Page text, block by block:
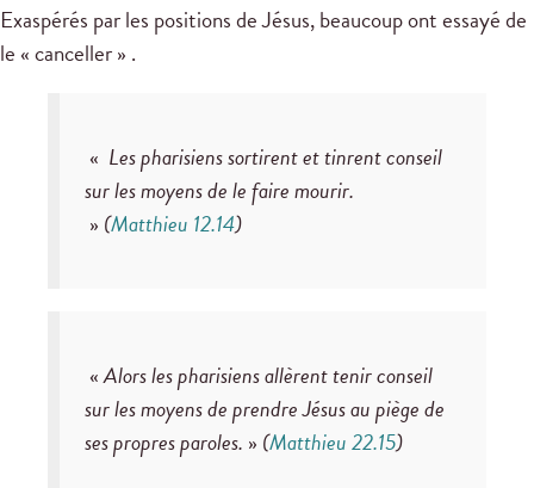
Exaspérés par les positions de Jésus, beaucoup ont essayé de
le « canceller » .
« Les pharisiens sortirent et tinrent conseil
sur les moyens de le faire mourir.
» (Matthieu 12.14)
«Alors les pharisiens allèrent tenir conseil
sur les moyens de prendre Jésus au piège de
ses propres paroles. » (Matthieu 22.15)